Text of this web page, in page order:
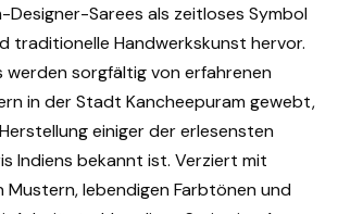
Designer-Sarees als zeitloses Symbol
traditionelle Handwerkskunst hervor.
werden sorgfältig von erfahrenen
in der Stadt Kancheepuram gewebt,
einiger der erlesensten
Indiens bekannt ist. Verziert mit
Mustern, lebendigen Farbtönen und